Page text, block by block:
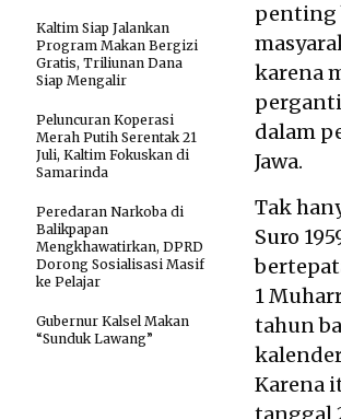
penting
karena
dalam
Jawa.
Tak
Suro
1
tahun
Karena
Kaltim Siap Jalankan
Program Makan Bergizi
Gratis, Triliunan Dana
Siap Mengalir
Peluncuran Koperasi
Merah Putih Serentak 21
Juli, Kaltim Fokuskan di
Samarinda
Peredaran Narkoba di
Balikpapan
Mengkhawatirkan, DPRD
Dorong Sosialisasi Masif
ke Pelajar
Gubernur Kalsel Makan
“Sunduk Lawang”